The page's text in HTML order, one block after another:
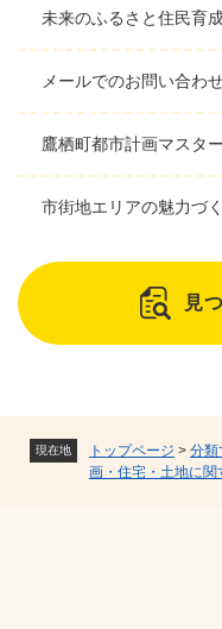
現在地 トップページ > 分類
画・住宅・土地に関
未来のふるさと住民育
メールでのお問い合わ
鷹栖町都市計画マスタ
市街地エリアの魅力づ
見